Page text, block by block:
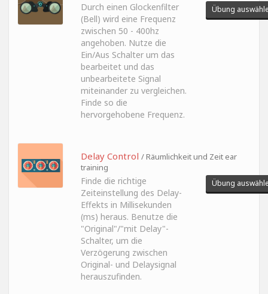
Durch einen Glockenfilter
(Bell) wird eine Frequenz
zwischen 50 - 400hz
angehoben. Nutze die
Ein/Aus Schalter um das
bearbeitet und das
unbearbeitete Signal
miteinander zu vergleichen.
Finde so die
hervorgehobene Frequenz.
Übung
Delay Control / Räumlichkeit und Zeit ear
training
Finde die richtige
Zeiteinstellung des Delay-
Effekts in Millisekunden
(ms) heraus. Benutze die
"Original"/"mit Delay"-
Schalter, um die
Verzögerung zwischen
Original- und Delaysignal
herauszufinden.
Übung